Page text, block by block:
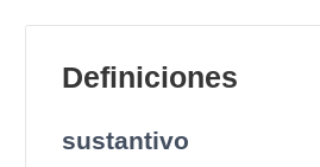
Definiciones
sustantivo